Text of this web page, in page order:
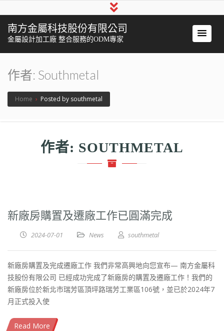
南方金屬科技股份有限公司
金屬設計加工廠 整合服務的ODM專家
作者: Southmetal
Home › Posted by southmetal
作者: SOUTHMETAL
新廠房購置及遷廠工作已圓滿完成
2024-07-01 News southmetal
新廠房購置及完成遷廠工作 我們非常高興地向您宣布— 南方金屬科
技股份有限公司 已經成功完成了新廠房的購置及遷廠工作！我們的
新廠房位於新北市瑞芳區頂坪路瑞芳工業區106號，並已於2024年7
月正式投入使
Read More